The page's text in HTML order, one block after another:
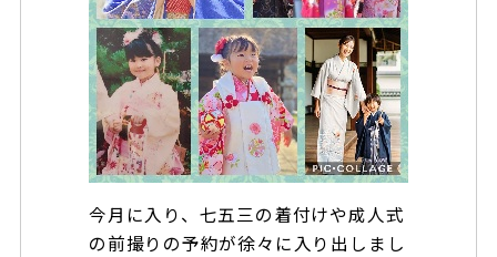
今月に入り、七五三の着付けや成人式
の前撮りの予約が徐々に入り出しまし